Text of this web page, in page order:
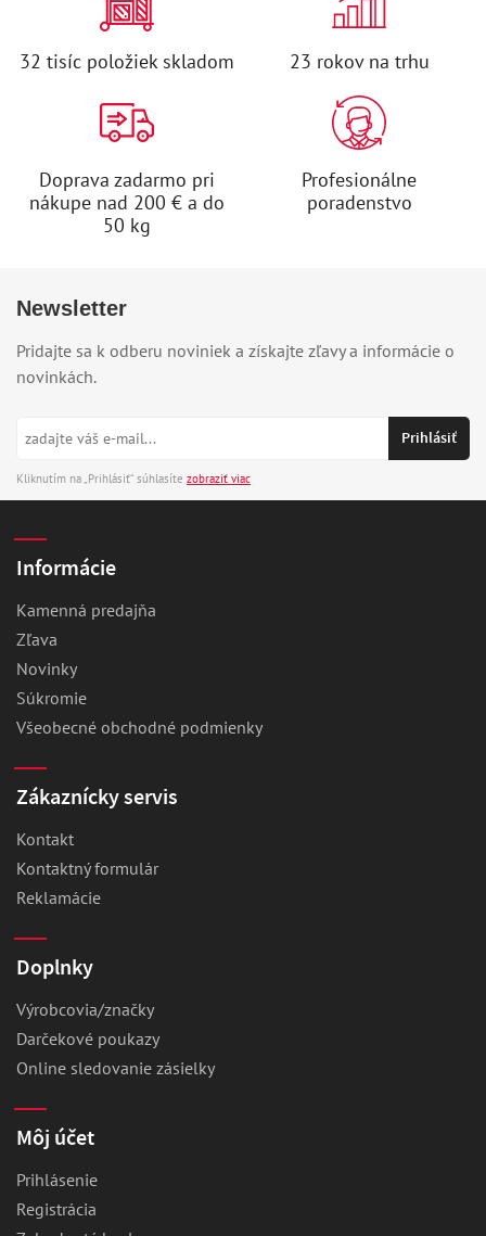
32 tisíc položiek skladom 23 rokov na trhu
Doprava zadarmo pri
nákupe nad 200 € a do
50 kg
Profesionálne
poradenstvo
Newsletter
Pridajte sa k odberu noviniek a získajte zľavy a informácie o
novinkách.
Kliknutím na „Prihlásiť“ súhlasíte zobraziť viac
Informácie
Kamenná predajňa
Zľava
Novinky
Súkromie
Všeobecné obchodné podmienky
Zákaznícky servis
Kontakt
Kontaktný formulár
Reklamácie
Doplnky
Výrobcovia/značky
Darčekové poukazy
Online sledovanie zásielky
Môj účet
Prihlásenie
Registrácia